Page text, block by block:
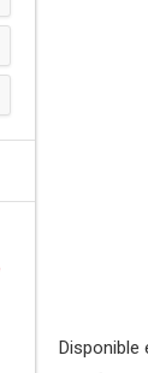
Disponible